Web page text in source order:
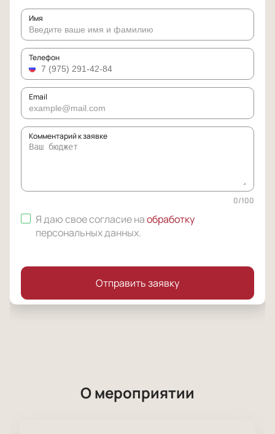
Имя
Телефон
Email
Комментарий к заявке
0/100
Я даю свое согласие наобработку
персональных данных.
Отправить заявку
О мероприятии